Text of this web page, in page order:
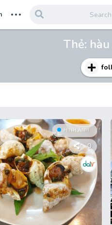
...
Thẻ:
HÌNH ẢNH
0